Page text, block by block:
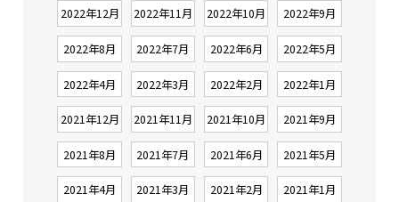
2022年12月 2022年11月 2022年10月 2022年9月
2022年8月 2022年7月 2022年6月 2022年5月
2022年4月 2022年3月 2022年2月 2022年1月
2021年12月 2021年11月 2021年10月 2021年9月
2021年8月 2021年7月 2021年6月 2021年5月
2021年4月 2021年3月 2021年2月 2021年1月